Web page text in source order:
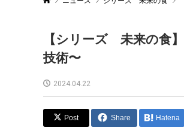
【シリーズ 未来の食
技術〜
2024.04.22
Post Share Hatena